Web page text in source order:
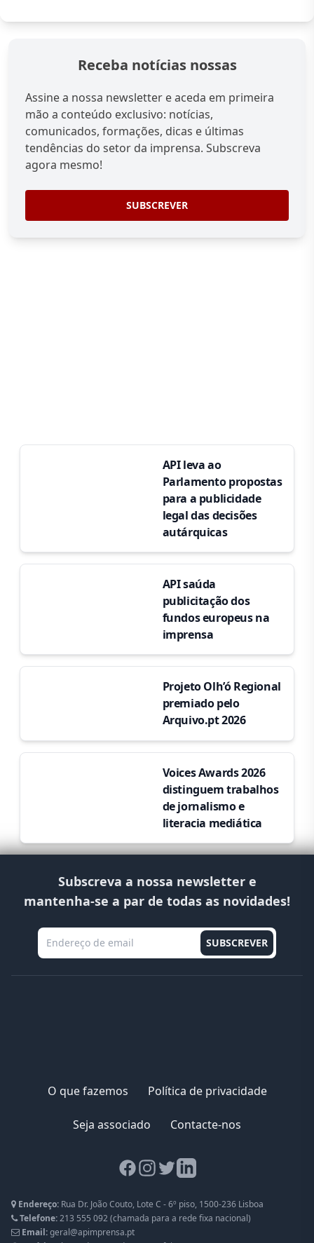
Receba notícias nossas
Assine a nossa newsletter e aceda em primeira
mão a conteúdo exclusivo: notícias,
comunicados, formações, dicas e últimas
tendências do setor da imprensa. Subscreva
agora mesmo!
SUBSCREVER
API leva ao
Parlamento propostas
para a publicidade
legal das decisões
autárquicas
API saúda
publicitação dos
fundos europeus na
imprensa
Projeto Olh’ó Regional
premiado pelo
Arquivo.pt 2026
Voices Awards 2026
distinguem trabalhos
de jornalismo e
literacia mediática
Subscreva a nossa newsletter e
mantenha-se a par de todas as novidades!
O que fazemos Política de privacidade
Seja associado Contacte-nos
Endereço: Rua Dr. João Couto, Lote C - 6º piso, 1500-236 Lisboa
Telefone:213 555 092(chamada para a rede fixa nacional)
Email:geral@apimprensa.pt